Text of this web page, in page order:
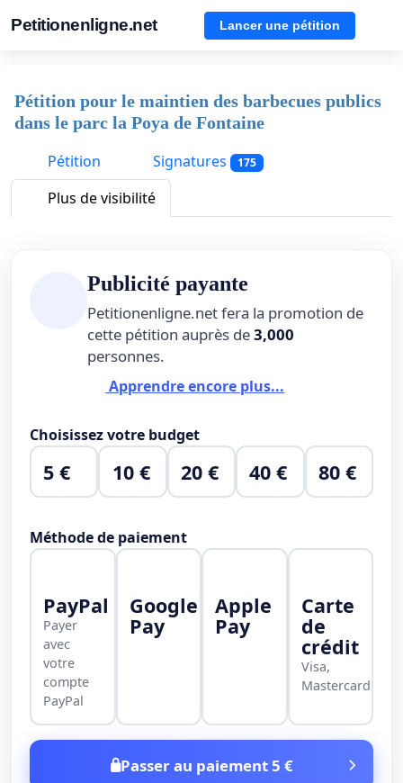
Petitionenligne.net Lancer une pétition
Pétition pour le maintien des barbecues publics
dans le parc la Poya de Fontaine
Pétition
Signatures 175
Plus de visibilité
Publicité payante
Petitionenligne.net fera la promotion de
cette pétition auprès de3,000
personnes.
Apprendre encore plus...
Choisissez votre budget
5 € 10 € 20 € 40 € 80 €
Méthode de paiement
PayPal
Payer
avec
votre
compte
PayPal
Google
Pay
Apple
Pay
Carte
de
crédit
Visa,
Mastercard
Passer au paiement 5 €